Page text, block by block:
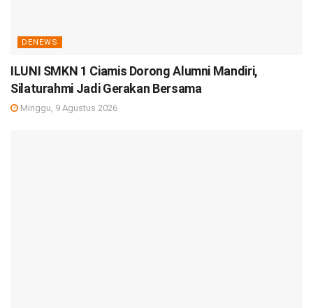
DENEWS
ILUNI SMKN 1 Ciamis Dorong Alumni Mandiri,
Silaturahmi Jadi Gerakan Bersama
Minggu, 9 Agustus 2026